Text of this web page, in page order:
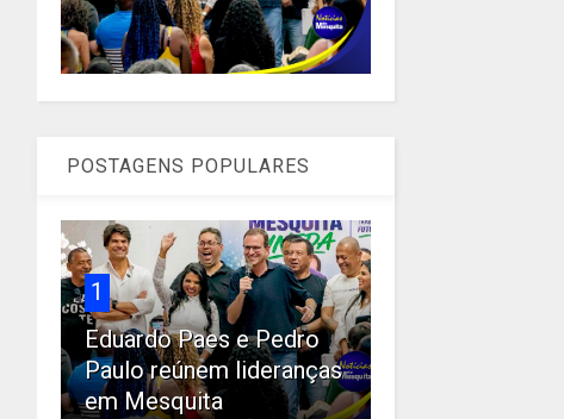
POSTAGENS POPULARES
1
Eduardo Paes e Pedro
Paulo reúnem lideranças
em Mesquita